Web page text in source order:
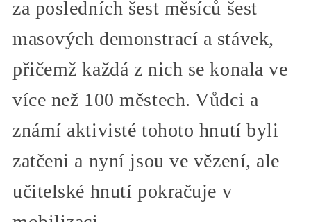
za posledních šest měsíců šest
masových demonstrací a stávek,
přičemž každá z nich se konala ve
více než 100 městech. Vůdci a
známí aktivisté tohoto hnutí byli
zatčeni a nyní jsou ve vězení, ale
učitelské hnutí pokračuje v